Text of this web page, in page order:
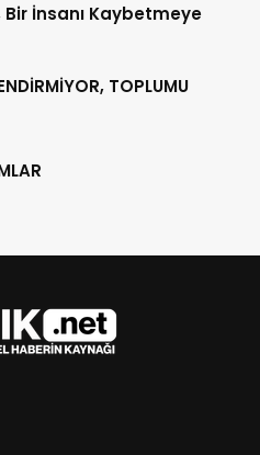
Bir İnsanı Kaybetmeye
TOPLUMU